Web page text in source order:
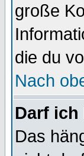
große
die du
Nach
Darf ich
Das